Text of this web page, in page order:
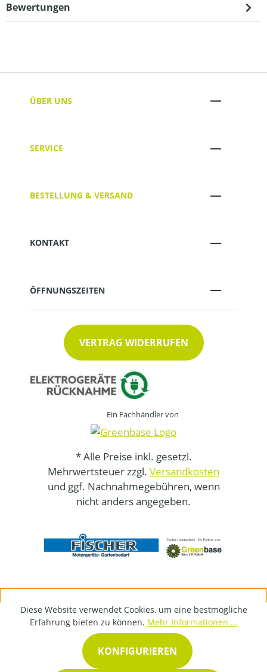
Bewertungen
ÜBER UNS
SERVICE
BESTELLUNG & VERSAND
KONTAKT
ÖFFNUNGSZEITEN
VERTRAG WIDERRUFEN
Ein Fachhändler von
* Alle Preise inkl. gesetzl.
Mehrwertsteuer zzgl. Versandkosten
und ggf. Nachnahmegebühren, wenn
nicht anders angegeben.
Diese Website verwendet Cookies, um eine bestmögliche
Erfahrung bieten zu können. Mehr Informationen ...
KONFIGURIEREN